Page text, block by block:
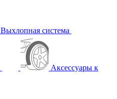
Выхлопная система
Аксессуары к